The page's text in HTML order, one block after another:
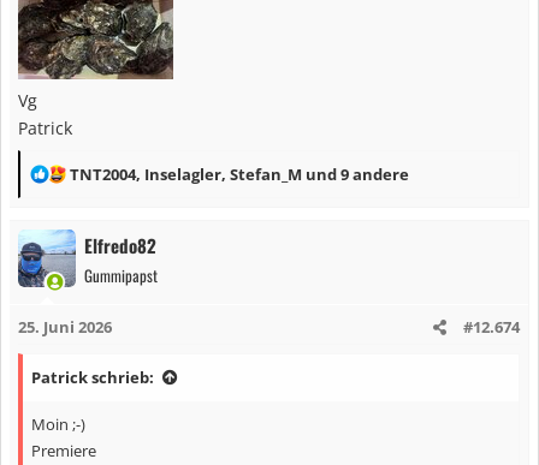
Vg
Patrick
R
a
k
t
o
e
TNT2004, Inselagler, Stefan_M und 9 andere
Elfredo82
Gummipapst
25. Juni 2026 #12.674
Patrick schrieb:
Moin ;-)
Premiere